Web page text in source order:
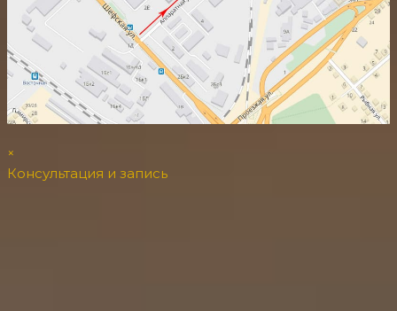
×
Консультация и запись